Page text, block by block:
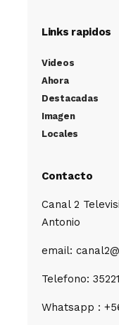
Links rapidos
Videos
Ahora
Destacadas
Imagen
Locales
Contacto
Canal 2
Antonio
email:
Telefono:
Whatsapp :